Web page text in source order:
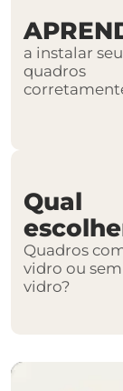
a instalar
quadros
Qual
Quadros
vidro ou sem
vidro?